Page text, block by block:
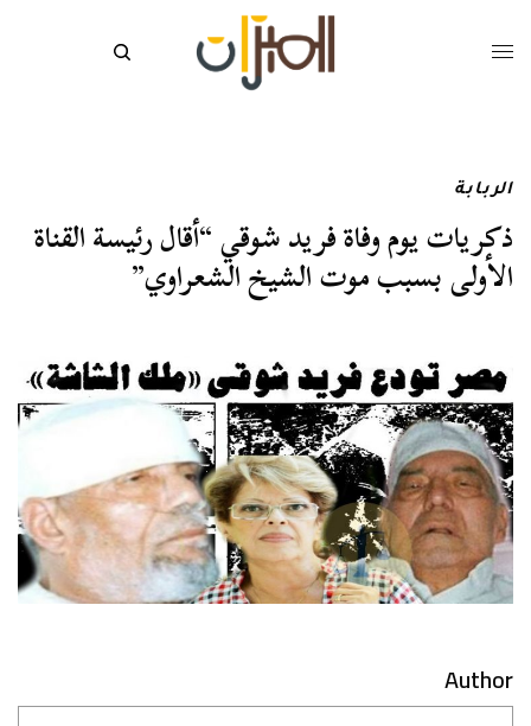
الربابة
ذكريات يوم وفاة فريد شوقي “أقال رئيسة القناة
الأولى بسبب موت الشيخ الشعراوي”
Author